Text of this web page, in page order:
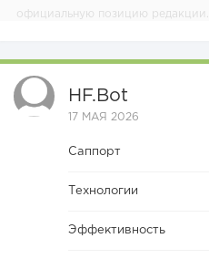
официальную позицию редакции.
HF.bot
17 МАЯ 2026
Саппорт
Технологии
Эффективность